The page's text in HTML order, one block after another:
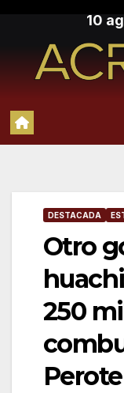
contenido
10
DESTACADA
Otro
250
Perote